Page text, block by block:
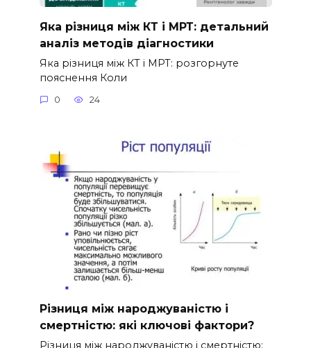
Яка різниця між КТ і МРТ: детальний
аналіз методів діагностики
Яка різниця між КТ і МРТ: розгорнуте
пояснення Коли
0 24
Різниця між народжуваністю і
смертністю: які ключові фактори?
Різниця між народжуваністю і смертністю: